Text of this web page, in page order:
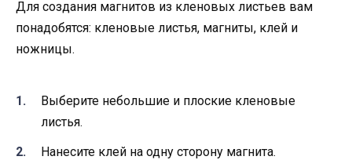
Для создания магнитов из кленовых листьев вам
понадобятся: кленовые листья, магниты, клей и
ножницы.
Выберите небольшие и плоские кленовые
листья.
Нанесите клей на одну сторону магнита.